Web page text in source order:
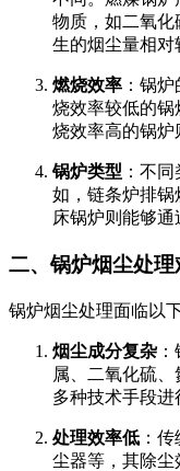
物质，如二氧
生的烟尘量相对
燃烧效率 ：锅
烧效率较低的
烧效率高的锅炉
锅炉类型 ：不
如，链条炉排
床锅炉则能够通
二、锅炉烟尘处理
锅炉烟尘处理面临以
烟尘成分复杂
属、二氧化硫
多种技术手段进
处理效率低 ：
尘器等，其除